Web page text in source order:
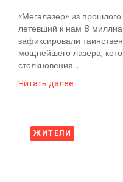
«Мегалазер» из
летевший к нам 8
зафиксировали
мощнейшего лазера,
столкновения...
Читать далее
ЖИТЕЛИ